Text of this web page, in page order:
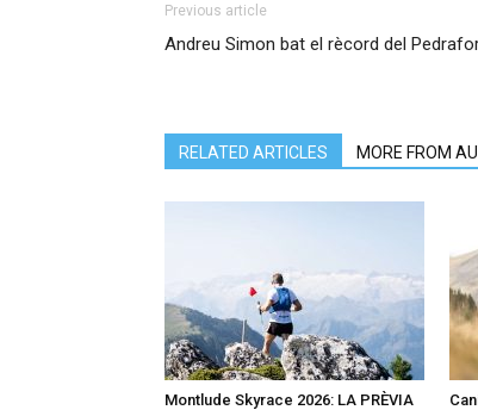
Previous article
Andreu Simon bat el rècord del
RELATED ARTICLES MORE FROM
Montlude Skyrace 2026: LA PRÈVIA